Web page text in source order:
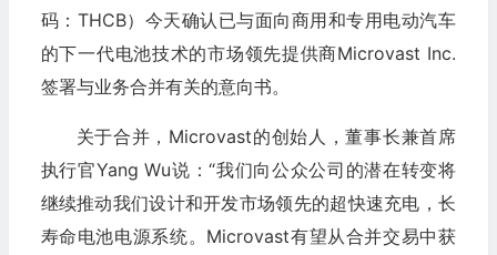
码：THCB）今天确认已与面向商用和专用电动汽车
的下一代电池技术的市场领先提供商Microvast Inc.
签署与业务合并有关的意向书。
关于合并，Microvast的创始人，董事长兼首席
执行官Yang Wu说：“我们向公众公司的潜在转变将
继续推动我们设计和开发市场领先的超快速充电，长
寿命电池电源系统。Microvast有望从合并交易中获